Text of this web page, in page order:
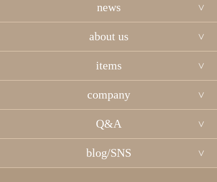
news
about us
items
company
Q&A
blog/SNS